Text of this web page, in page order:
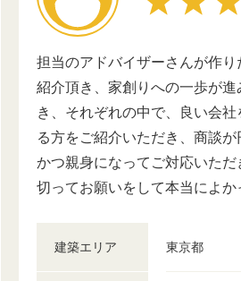
担当のアドバイザーさんが作
紹介頂き、家創りへの一歩が
き、それぞれの中で、良い会
る方をご紹介いただき、商談
かつ親身になってご対応いた
切ってお願いをして本当によ
建築エリア 東京都